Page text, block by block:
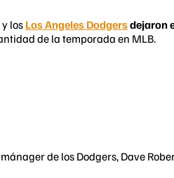
los Los Angeles Dodgersdejaron
de la temporada en MLB.
de los Dodgers, Dave